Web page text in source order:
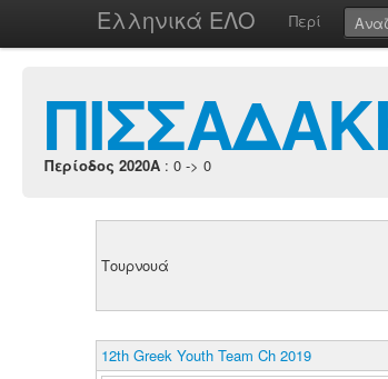
Ελληνικά ΕΛΟ Περί
Περίοδος 2020A : 0 -> 0
Τουρνουά
12th Greek Youth Team Ch 2019